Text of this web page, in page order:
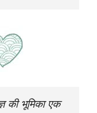
की भूमिका एक